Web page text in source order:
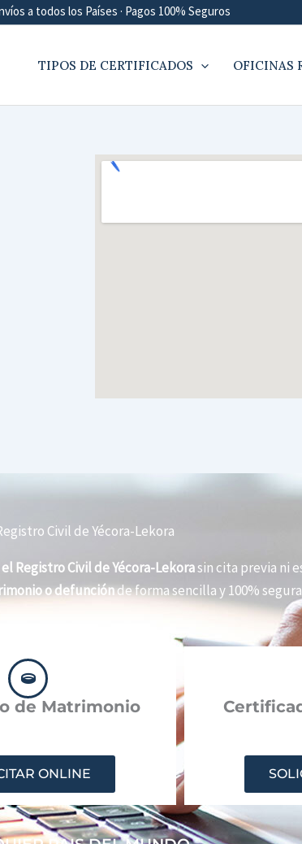
a todos los Países · Pagos 100% Seguros
TIPOS DE CERTIFICADOS OFICINAS
Civil de Yécora-Lekora
Registro Civil de Yécora-Lekorasin cita previa ni
o defunciónde forma sencilla y 100%
de Matrimonio
ONLINE